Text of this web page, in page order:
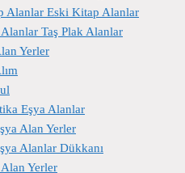
Alanlar Eski Kitap Alanlar
Taş Plak Alanlar
Yerler
Eşya Alanlar
Alan Yerler
Alanlar Dükkanı
Yerler